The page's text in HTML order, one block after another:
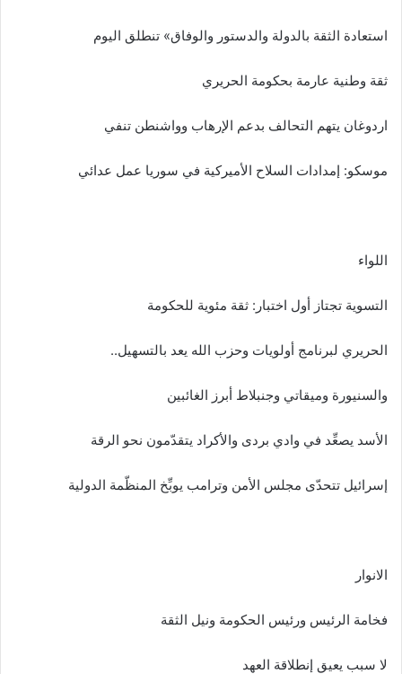
استعادة الثقة بالدولة والدستور والوفاق» تنطلق اليوم
ثقة وطنية عارمة بحكومة الحريري
اردوغان يتهم التحالف بدعم الإرهاب وواشنطن تنفي
موسكو: إمدادات السلاح الأميركية في سوريا عمل عدائي
اللواء
التسوية تجتاز أول اختبار: ثقة مئوية للحكومة
الحريري لبرنامج أولويات وحزب الله يعد بالتسهيل..
والسنيورة وميقاتي وجنبلاط أبرز الغائبين
الأسد يصعِّد في وادي بردى والأكراد يتقدّمون نحو الرقة
إسرائيل تتحدّى مجلس الأمن وترامب يوبِّخ المنظّمة الدولية
الانوار
فخامة الرئيس ورئيس الحكومة ونيل الثقة
لا سبب يعيق إنطلاقة العهد